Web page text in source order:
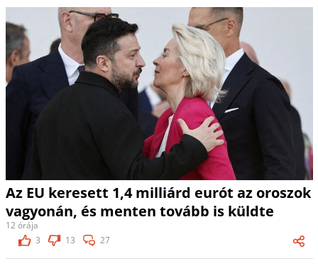
Az EU keresett 1,4 milliárd eurót az oroszok
vagyonán, és menten tovább is küldte
12 órája
3
13 27